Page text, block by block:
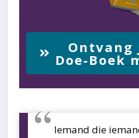
Ontvang
Doe-Boek
Iemand die